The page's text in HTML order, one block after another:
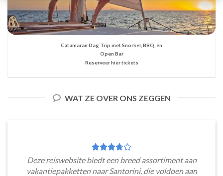
Catamaran Dag Trip met Snorkel, BBQ, en
Open Bar
Reserveer hier tickets
WAT ZE OVER ONS ZEGGEN
Deze reiswebsite biedt een breed assortiment aan
vakantiepakketten naar Santorini, die voldoen aan